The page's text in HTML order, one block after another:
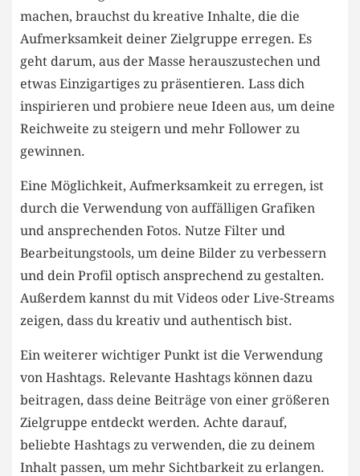
machen, brauchst ‍du kreative Inhalte, ⁢die die
Aufmerksamkeit deiner Zielgruppe erregen. Es
geht darum, aus der Masse herauszustechen und
etwas Einzigartiges ⁢zu präsentieren. ‌Lass⁢ dich
inspirieren⁤ und probiere neue Ideen ‌aus, um deine
Reichweite zu steigern und mehr Follower zu
gewinnen.
Eine Möglichkeit, Aufmerksamkeit zu erregen, ist
durch die Verwendung von auffälligen⁤ Grafiken
und ansprechenden Fotos.⁣ Nutze ⁤Filter und
Bearbeitungstools, um⁣ deine Bilder​ zu⁢ verbessern
und dein ⁤Profil optisch ansprechend zu gestalten.
Außerdem kannst du mit Videos oder⁤ Live-Streams
zeigen, dass⁢ du kreativ und authentisch bist.
Ein ‍weiterer wichtiger Punkt ist die Verwendung⁣
von Hashtags.⁢ Relevante Hashtags können‌ dazu
beitragen, dass ‌deine ​Beiträge ⁤von einer größeren
Zielgruppe entdeckt ⁤werden. Achte ⁢darauf,​
beliebte‌ Hashtags zu‍ verwenden, ⁢die ‌zu‌ deinem
Inhalt passen,⁢ um mehr Sichtbarkeit ⁤zu ⁤erlangen.